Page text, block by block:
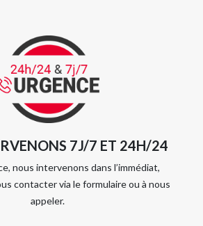
7J/7 ET 24H/24
nous intervenons dans l’immédiat,
contacter via le formulaire ou à nous
appeler.